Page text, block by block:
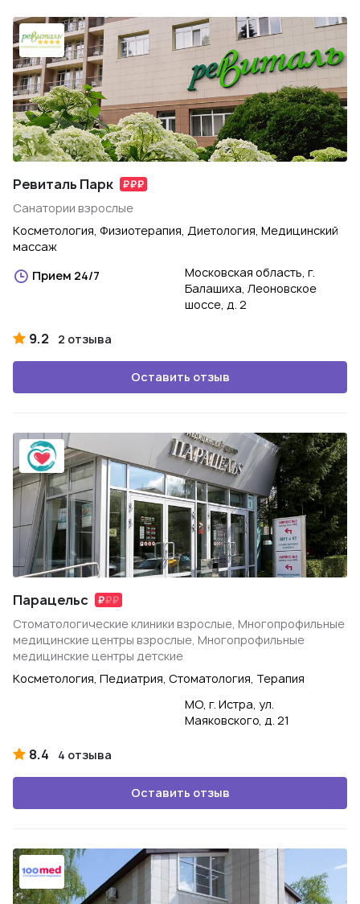
Ревиталь Парк
Санатории взрослые
Косметология, Физиотерапия, Диетология, Медицинский
массаж
Прием 24/7
Московская область, г.
Балашиха, Леоновское
шоссе, д. 2
9.2 2 отзыва
Оставить отзыв
Парацельс
Стоматологические клиники взрослые, Многопрофильные
медицинские центры взрослые, Многопрофильные
медицинские центры детские
Косметология, Педиатрия, Стоматология, Терапия
МО, г. Истра, ул.
Маяковского, д. 21
8.4 4 отзыва
Оставить отзыв